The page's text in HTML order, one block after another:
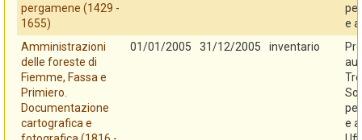
pergamene (1429 -
1655)
e
Amministrazioni
delle foreste di
Fiemme, Fassa e
Primiero.
Documentazione
cartografica e
01/01/2005 31/12/2005 inventario
e